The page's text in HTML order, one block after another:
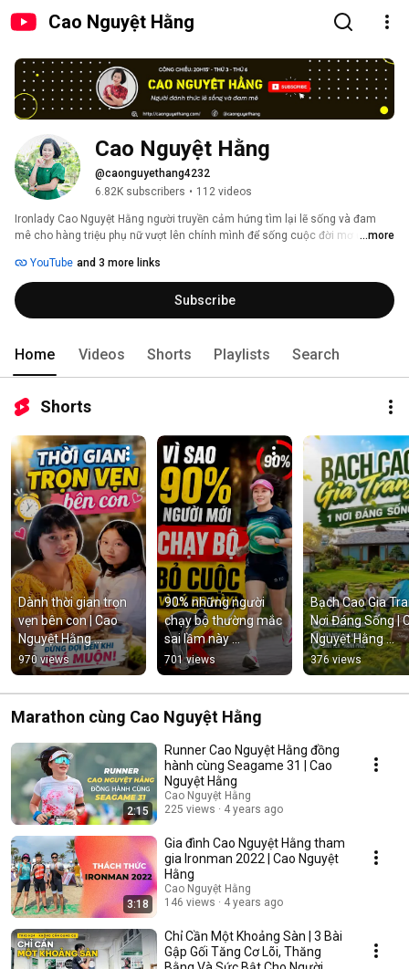
Cao Nguyệt Hằng
Cao Nguyệt Hằng
@caonguyethang4232
6.82K subscribers • 112 videos
Ironlady Cao Nguyệt Hằng người truyền cảm hứng tìm lại lẽ sống và đam
mê cho hàng triệu phụ nữ vượt lên chính mình để sống cuộc đời mơ ước. ...more
YouTube and 3 more links
Subscribe
Home Videos Shorts Playlists Search
Shorts
Dành thời gian trọn
vẹn bên con | Cao
Nguyệt Hằng
#caonguyethang
#nuoidaycon
970 views
90% những người
chạy bộ thường mắc
sai lầm này
#caonguyethang
#xuhuongyoutube
#chaybo
701 views
Bạch Cao Gia
Nơi Đáng Sống |
Nguyệt Hằng
#caonguyethang
376 views
Marathon cùng Cao Nguyệt Hằng
2:15
Runner Cao Nguyệt Hằng đồng
hành cùng Seagame 31 | Cao
Nguyệt Hằng
Cao Nguyệt Hằng
225 views
4 years ago
3:18
Gia đình Cao Nguyệt Hằng tham
gia Ironman 2022 | Cao Nguyệt
Hằng
Cao Nguyệt Hằng
146 views
4 years ago
Chỉ Cần Một Khoảng Sàn | 3 Bài
Gập Gối Tăng Cơ Lõi, Thăng